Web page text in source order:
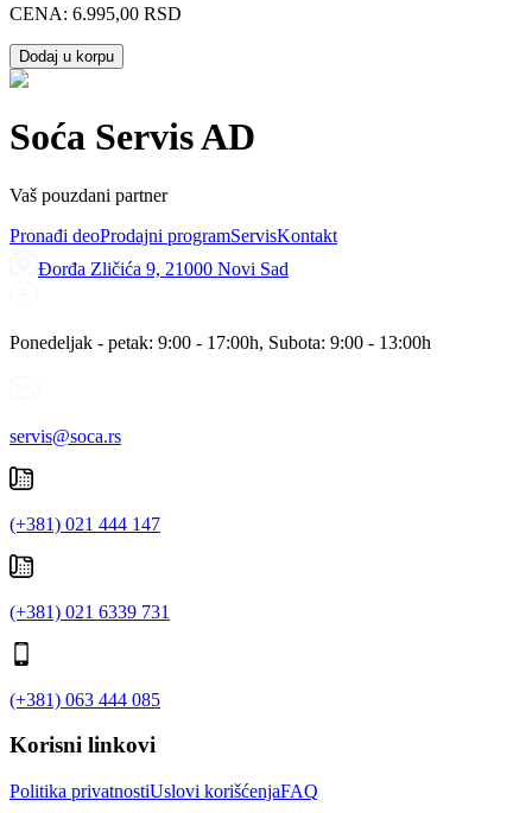
CENA: 6.995,00 RSD
Dodaj u korpu
Soća Servis AD
Vaš pouzdani partner
Pronađi deoProdajni programServisKontakt
Đorđa Zličića 9, 21000 Novi Sad
Ponedeljak - petak: 9:00 - 17:00h, Subota: 9:00 - 13:00h
servis@soca.rs
(+381) 021 444 147
(+381) 021 6339 731
(+381) 063 444 085
Korisni linkovi
Politika privatnostiUslovi korišćenjaFAQ